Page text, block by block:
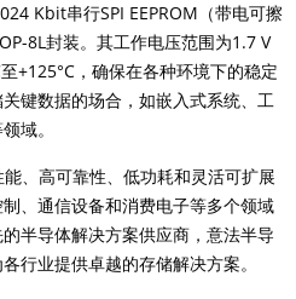
Kbit串行SPI EEPROM（带电可擦
8L封装。 其工作电压范围为1.7 V
+125°C，确保在各种环境下的稳定
键数据的场合，如嵌入式系统、工
域。
、高可靠性、低功耗和灵活可扩展
、通信设备和消费电子等多个领域
半导体解决方案供应商，意法半导
行业提供卓越的存储解决方案。